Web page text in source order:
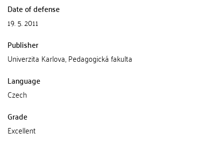
Date of defense
19. 5. 2011
Publisher
Univerzita Karlova, Pedagogická fakulta
Language
Czech
Grade
Excellent